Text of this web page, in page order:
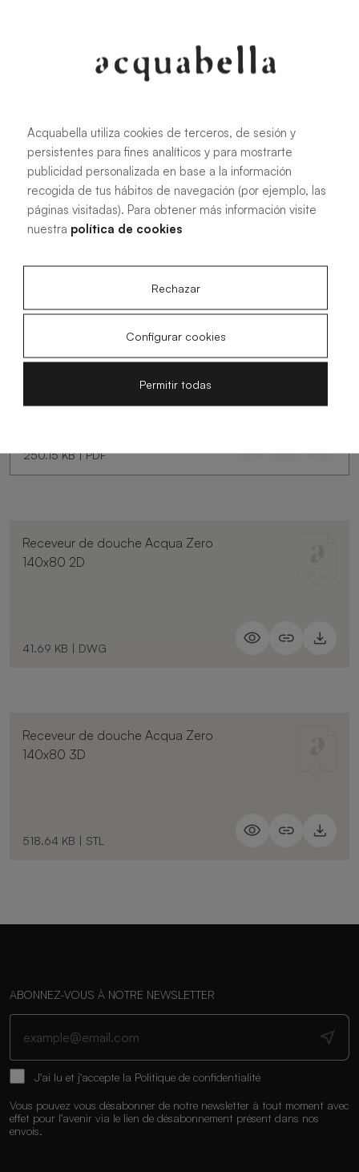
PDF
Manuel d'installation des receveurs
de douche Akron®
4.15 MB|PDF
250.15 KB|PDF
Receveur de douche Acqua Zero
140x80 2D
41.69 KB | DWG
Receveur de douche Acqua Zero
140x80 3D
518.64 KB | STL
ABONNEZ-VOUS À NOTRE NEWSLETTER
J'ai lu et j'accepte la Politique de confidentialité
Vous pouvez vous désabonner de notre newsletter à tout moment avec
effet pour l'avenir via le lien de désabonnement présent dans nos
envois.
Acquabella utiliza cookies de terceros, de sesión y
persistentes para fines analíticos y para mostrarte
publicidad personalizada en base a la información
recogida de tus hábitos de navegación (por ejemplo, las
páginas visitadas). Para obtener más información visite
nuestra política de cookies
Rechazar
Configurar cookies
Permitir todas